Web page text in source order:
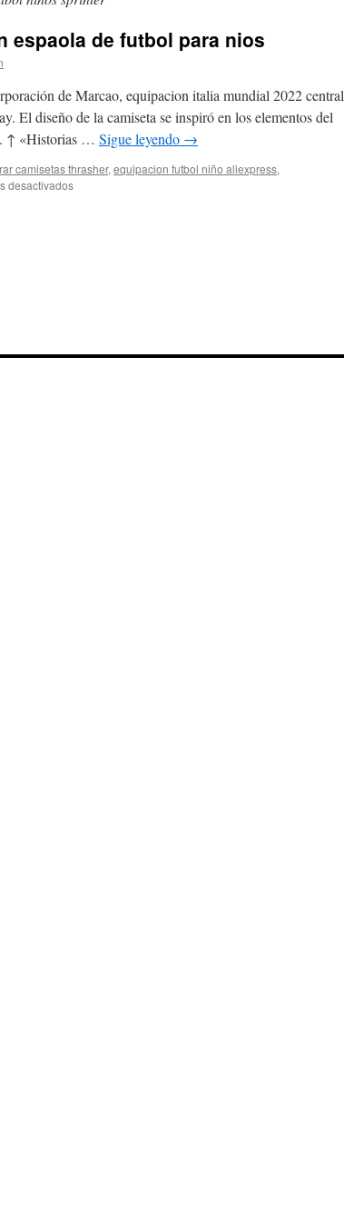
espaola de futbol para nios
de Marcao, equipacion italia mundial 2022 central
El diseño de la camiseta se inspiró en los elementos del
↑ «Historias … Sigue leyendo →
camisetas thrasher, equipacion futbol niño aliexpress,
desactivadosen